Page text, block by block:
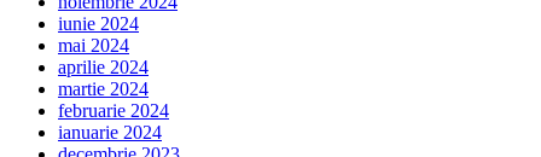
iunie 2024
mai 2024
aprilie 2024
martie 2024
februarie 2024
ianuarie 2024